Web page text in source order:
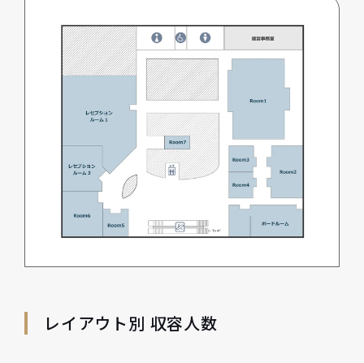
レイアウト別 収容人数